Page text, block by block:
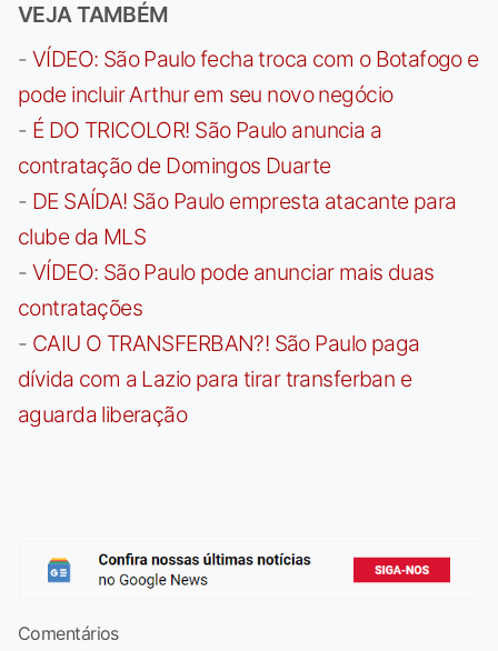
VEJA TAMBÉM
- VÍDEO: São Paulo fecha troca com o Botafogo e
pode incluir Arthur em seu novo negócio
- É DO TRICOLOR! São Paulo anuncia a
contratação de Domingos Duarte
- DE SAÍDA! São Paulo empresta atacante para
clube da MLS
- VÍDEO: São Paulo pode anunciar mais duas
contratações
- CAIU O TRANSFERBAN?! São Paulo paga
dívida com a Lazio para tirar transferban e
aguarda liberação
Comentários